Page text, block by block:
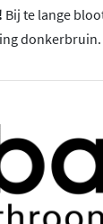
Bij te lange
donkerbruin.